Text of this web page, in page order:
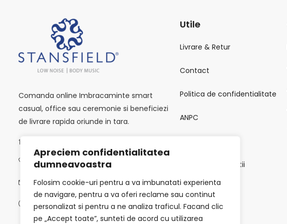
Apreciem confidentialitatea
dumneavoastra
Folosim cookie-uri pentru a va imbunatati experienta
de navigare, pentru a va oferi reclame sau continut
personalizat si pentru a ne analiza traficul. Facand clic
pe „Accept toate”, sunteti de acord cu utilizarea
Comanda online Imbracaminte smart
casual, office sau ceremonie si beneficiezi
de livrare rapida oriunde in tara.
0723502619
info@stansfield-fashion.com
Luni -Vineri / 9:00 AM - 6:00 PM
Utile
Livrare & Retur
Contact
Politica de confidentialitate
ANPC
Termeni si Conditii